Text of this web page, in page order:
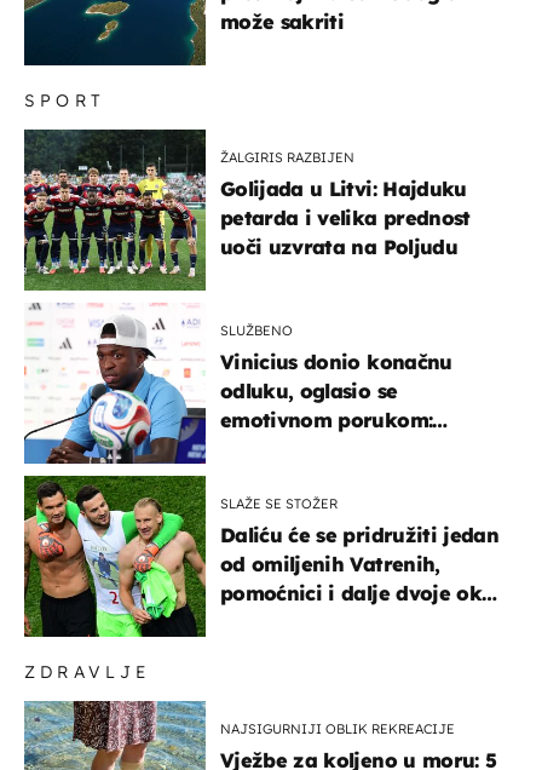
ZDRAVLJE
NAJSIGURNIJI OBLIK REKREACIJE
Vježbe za koljeno u moru: 5
SPORT
ŽALGIRIS RAZBIJEN
Golijada u Litvi: Hajduku
petarda i velika prednost
uoči uzvrata na Poljudu
SLUŽBENO
Vinicius donio konačnu
odluku, oglasio se
emotivnom porukom:
SLAŽE SE STOŽER
Daliću će se pridružiti jedan
od omiljenih Vatrenih,
pomoćnici i dalje dvoje oko
može sakriti